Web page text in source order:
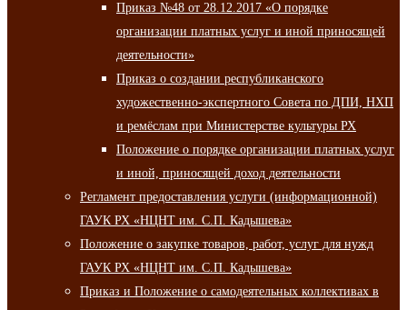
Приказ №48 от 28.12.2017 «О порядке
организации платных услуг и иной приносящей
деятельности»
Приказ о создании республиканского
художественно-экспертного Совета по ДПИ, НХП
и ремёслам при Министерстве культуры РХ
Положение о порядке организации платных услуг
и иной, приносящей доход деятельности
Регламент предоставления услуги (информационной)
ГАУК РХ «НЦНТ им. С.П. Кадышева»
Положение о закупке товаров, работ, услуг для нужд
ГАУК РХ «НЦНТ им. С.П. Кадышева»
Приказ и Положение о самодеятельных коллективах в